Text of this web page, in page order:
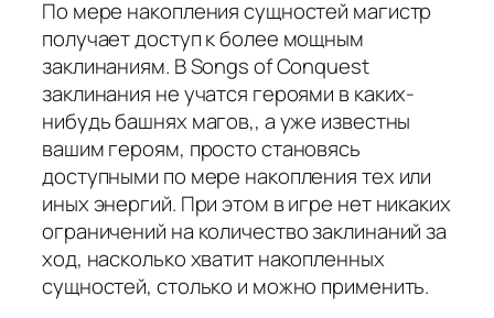
По мере накопления сущностей магистр
получает доступ к более мощным
заклинаниям. В Songs of Conquest
заклинания не учатся героями в каких-
нибудь башнях магов,, а уже известны
вашим героям, просто становясь
доступными по мере накопления тех или
иных энергий. При этом в игре нет никаких
ограничений на количество заклинаний за
ход, насколько хватит накопленных
сущностей, столько и можно применить.